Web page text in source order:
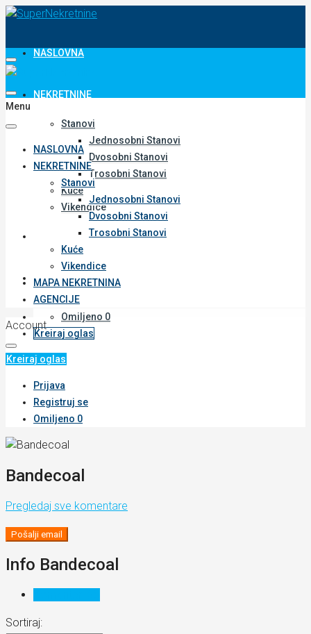
NASLOVNA
NEKRETNINE
Stanovi
Jednosobni Stanovi
Dvosobni Stanovi
Trosobni Stanovi
Kuće
Vikendice
MAPA NEKRETNINA
AGENCIJE
Omiljeno 0
Kreiraj oglas
Menu
NASLOVNA
NEKRETNINE
Stanovi
Jednosobni Stanovi
Dvosobni Stanovi
Trosobni Stanovi
Kuće
Vikendice
MAPA NEKRETNINA
AGENCIJE
Account
Kreiraj oglas
Prijava
Registruj se
Omiljeno 0
Bandecoal
Pregledaj sve komentare
Pošalji email
Info Bandecoal
Sortiraj: